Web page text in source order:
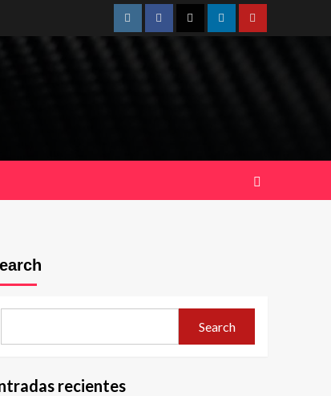
InstagramFacebookTwitterLinkedinYoutube
Search
recientes